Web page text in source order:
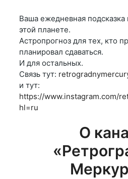
Ваша ежедневная
этой планете.
Астропрогноз для тех, кто
планировал сдаваться.
И для остальных.
Связь тут:
и тут:
https://www.instagram.com/
hl=ru
О